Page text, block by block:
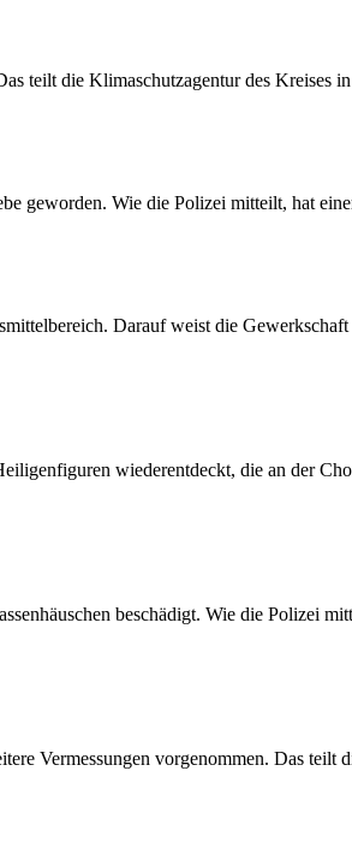
teilt die Klimaschutzagentur des
geworden. Wie die Polizei mitteilt, hat
Darauf weist die
wiederentdeckt, die an der
beschädigt. Wie die Polizei
Vermessungen vorgenommen. Das teilt